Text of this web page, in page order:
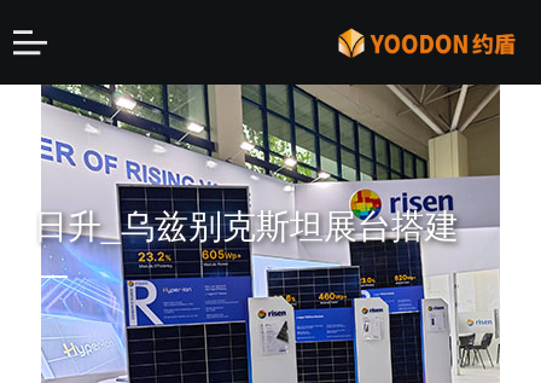
日升_乌兹别克斯坦展台搭建